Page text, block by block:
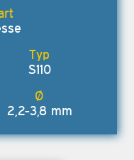
S110
2,2-3,8 mm